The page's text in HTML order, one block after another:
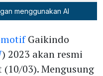
menggunakan AI
Gaikindo
) 2023 akan resmi
03). Mengusung